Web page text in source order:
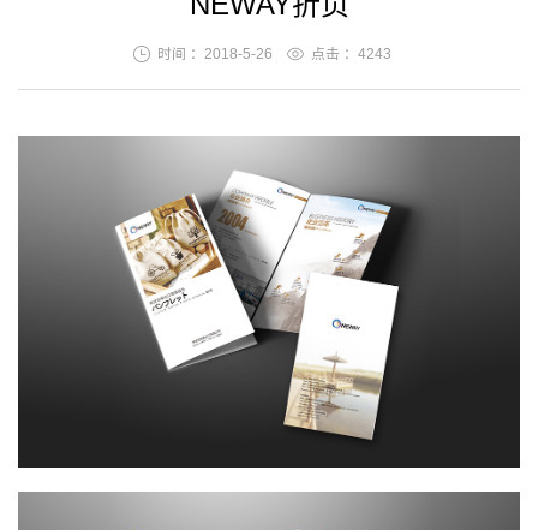
时间 ：2018-5-26 点击 ： 4243